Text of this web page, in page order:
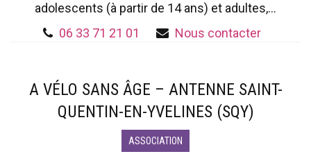
adolescents (à partir de 14 ans) et adultes,...
06 33 71 21 01
Nous contacter
A VÉLO SANS ÂGE – ANTENNE SAINT-
QUENTIN-EN-YVELINES (SQY)
ASSOCIATION